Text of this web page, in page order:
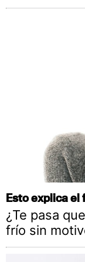
Esto explica el
¿Te pasa
frío sin